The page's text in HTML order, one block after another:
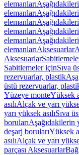
elemanları
elemanları
elemanları
elemanları
elemanları
elemanlarıAksesuarlar
Aksesuarlar
Sabitlemeler içinSıva
rezervuarlar, plastik
üstü rezervuarlar,
Yüzeye monteYüksek
asılıAlçak ve yarı
yarı yüksek asılıSıva
borularıAşağıdakilerin
deşarj borularıYüksek
asılıAlçak ve yarı
parçası Aksesuarlar